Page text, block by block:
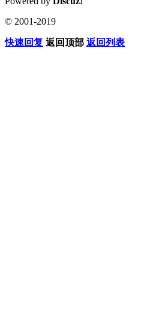
© 2001-2019
快速回复 返回顶部 返回列表